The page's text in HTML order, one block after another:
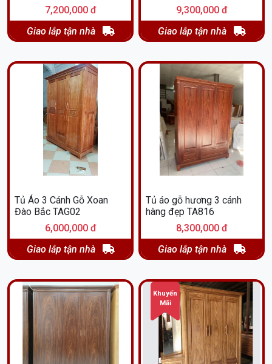
7,200,000 đ
Giao lắp tận nhà
9,300,000 đ
Giao lắp tận nhà
Tủ Áo 3 Cánh Gỗ Xoan
Đào Bắc TAG02
6,000,000 đ
Giao lắp tận nhà
Tủ áo gỗ hương 3 cánh
hàng đẹp TA816
8,300,000 đ
Giao lắp tận nhà
Khuyến
Mãi